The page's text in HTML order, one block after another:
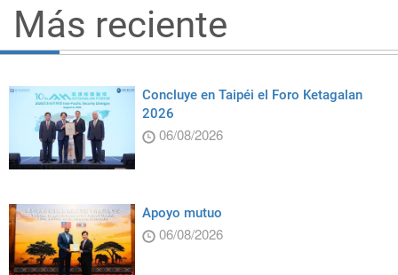
Más reciente
Concluye en Taipéi el Foro Ketagalan
2026
06/08/2026
Apoyo mutuo
06/08/2026